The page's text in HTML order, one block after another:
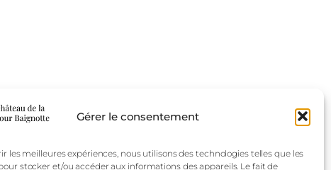
Gérer le consentement
les meilleures expériences, nous utilisons des technologies telles que les
stocker et/ou accéder aux informations des appareils. Le fait de
FAQ
Compositions